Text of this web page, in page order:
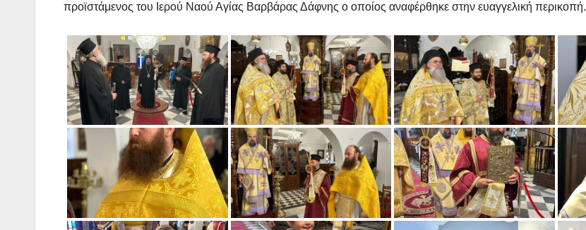
προϊστάμενος του Ιερού Ναού Αγίας Βαρβάρας Δάφνης ο οποίος αναφέρθηκε στην ευαγγελική περικοπή.